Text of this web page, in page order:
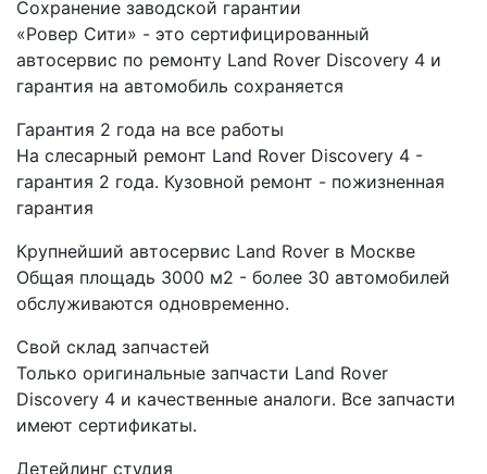
Сохранение заводской гарантии
«Ровер Сити» - это сертифицированный
автосервис по ремонту Land Rover Discovery 4 и
гарантия на автомобиль сохраняется
Гарантия 2 года на все работы
На слесарный ремонт Land Rover Discovery 4 -
гарантия 2 года. Кузовной ремонт - пожизненная
гарантия
Крупнейший автосервис Land Rover в Москве
Общая площадь 3000 м2 - более 30 автомобилей
обслуживаются одновременно.
Свой склад запчастей
Только оригинальные запчасти Land Rover
Discovery 4 и качественные аналоги. Все запчасти
имеют сертификаты.
Детейлинг студия